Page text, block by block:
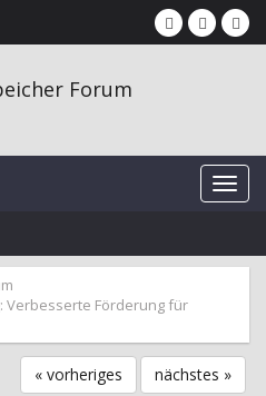
Verbesserte Förderung für
« vorheriges nächstes »